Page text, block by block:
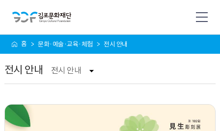
사
이
홈 문화·예술·교육·체험 전시 안내
전시 안내 전시 안내